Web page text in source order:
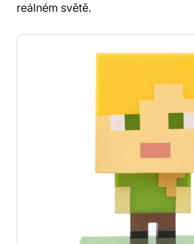
reálném světě.